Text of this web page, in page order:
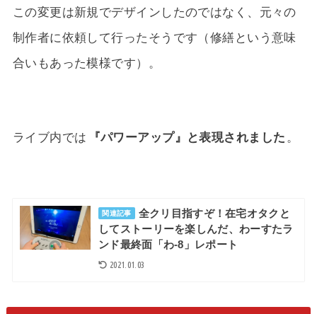
この変更は新規でデザインしたのではなく、元々の
制作者に依頼して行ったそうです（修繕という意味
合いもあった模様です）。
ライブ内では 『パワーアップ』と表現されました 。
関連記事
全クリ目指すぞ！在宅オタクと
してストーリーを楽しんだ、わーすたラ
ンド最終面「わ-8」レポート
2021.01.03